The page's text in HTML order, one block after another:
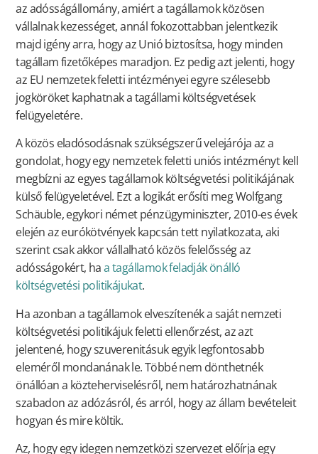
az adósságállomány, amiért a tagállamok közösen
vállalnak kezességet, annál fokozottabban jelentkezik
majd igény arra, hogy az Unió biztosítsa, hogy minden
tagállam fizetőképes maradjon. Ez pedig azt jelenti, hogy
az EU nemzetek feletti intézményei egyre szélesebb
jogköröket kaphatnak a tagállami költségvetések
felügyeletére.
A közös eladósodásnak szükségszerű velejárója az a
gondolat, hogy egy nemzetek feletti uniós intézményt kell
megbízni az egyes tagállamok költségvetési politikájának
külső felügyeletével. Ezt a logikát erősíti meg Wolfgang
Schäuble, egykori német pénzügyminiszter, 2010-es évek
elején az eurókötvények kapcsán tett nyilatkozata, aki
szerint csak akkor vállalható közös felelősség az
adósságokért, haa tagállamok feladják önálló
költségvetési politikájukat.
Ha azonban a tagállamok elveszítenék a saját nemzeti
költségvetési politikájuk feletti ellenőrzést, az azt
jelentené, hogy szuverenitásuk egyik legfontosabb
eleméről mondanának le. Többé nem dönthetnék
önállóan a közteherviselésről, nem határozhatnának
szabadon az adózásról, és arról, hogy az állam bevételeit
hogyan és mire költik.
Az, hogy egy idegen nemzetközi szervezet előírja egy